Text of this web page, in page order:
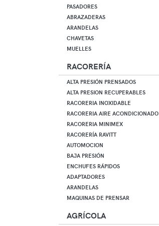
PASADORES
ABRAZADERAS
ARANDELAS
CHAVETAS
MUELLES
RACORERÍA
ALTA PRESIÓN PRENSADOS
ALTA PRESION RECUPERABLES
RACORERIA INOXIDABLE
RACORERIA AIRE ACONDICIONADO
RACORERIA MINIMEX
RACORERÍA RAVITT
AUTOMOCION
BAJA PRESIÓN
ENCHUFES RÁPIDOS
ADAPTADORES
ARANDELAS
MAQUINAS DE PRENSAR
AGRÍCOLA